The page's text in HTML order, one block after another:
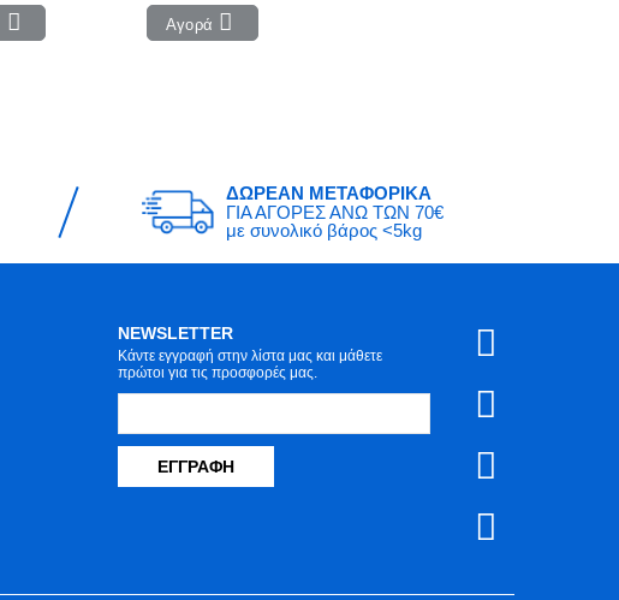
Αγορά
ΔΩΡΕΑΝ ΜΕΤΑΦΟΡΙΚΑ
ΓΙΑ ΑΓΟΡΕΣ ΑΝΩ ΤΩΝ 70€
με συνολικό βάρος <5kg
NEWSLETTER
Κάντε εγγραφή στην λίστα μας και μάθετε
πρώτοι για τις προσφορές μας.
ΕΓΓΡΑΦΉ